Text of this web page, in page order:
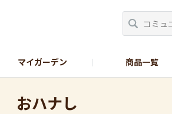
マイガーデン 商品一覧
おハナし